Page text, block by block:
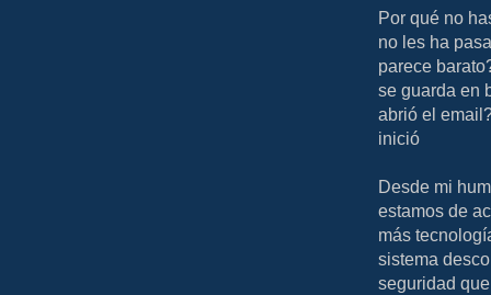
Por qué no
no les ha
parece
se guarda en
abrió el
inició
Desde mi
estamos de
más
sistema
seguridad